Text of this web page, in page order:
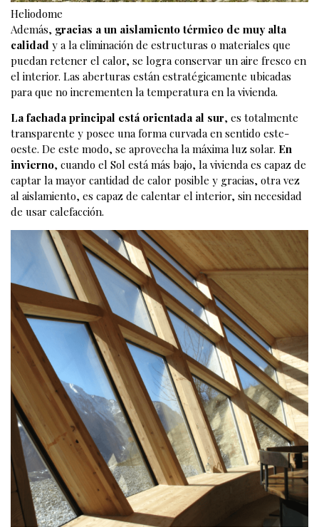
Heliodome
Además, gracias a un aislamiento térmico de muy alta
calidad y a la eliminación de estructuras o materiales que
puedan retener el calor, se logra conservar un aire fresco en
el interior. Las aberturas están estratégicamente ubicadas
para que no incrementen la temperatura en la vivienda.
La fachada principal está orientada al sur, es totalmente
transparente y posee una forma curvada en sentido este-
oeste. De este modo, se aprovecha la máxima luz solar. En
invierno, cuando el Sol está más bajo, la vivienda es capaz de
captar la mayor cantidad de calor posible y gracias, otra vez
al aislamiento, es capaz de calentar el interior, sin necesidad
de usar calefacción.